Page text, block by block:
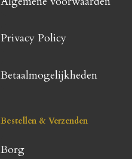
Privacy Policy
Betaalmogelijkheden
Bestellen & Verzenden
Borg